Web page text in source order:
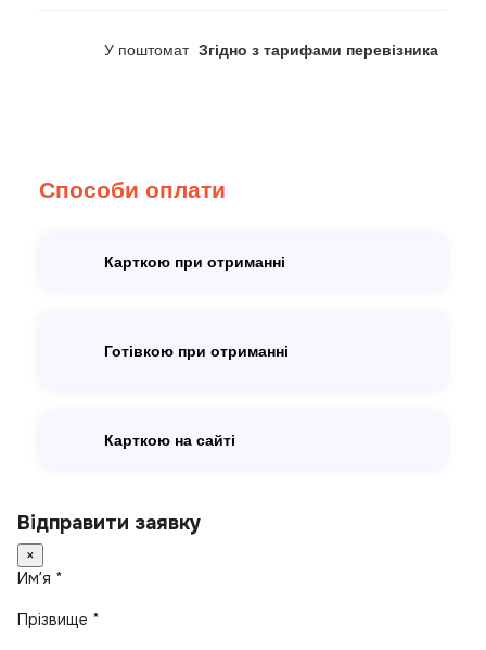
У поштомат Згідно з тарифами перевізника
Способи оплати
Карткою при отриманні
Готівкою при отриманні
Карткою на сайті
Відправити заявку
×
Имʼя *
Прізвище *